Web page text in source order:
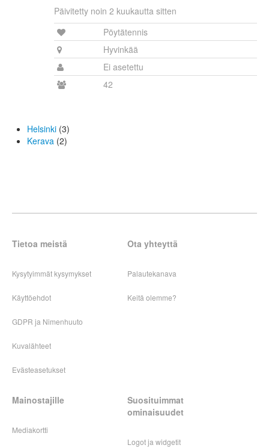
Päivitetty noin 2 kuukautta sitten
Pöytätennis
Hyvinkää
Ei asetettu
42
Helsinki (3)
Kerava (2)
Tietoa meistä
Kysytyimmät kysymykset
Käyttöehdot
GDPR ja Nimenhuuto
Kuvalähteet
Evästeasetukset
Ota yhteyttä
Palautekanava
Keitä olemme?
Mainostajille
Mediakortti
Suosituimmat
ominaisuudet
Logot ja widgetit